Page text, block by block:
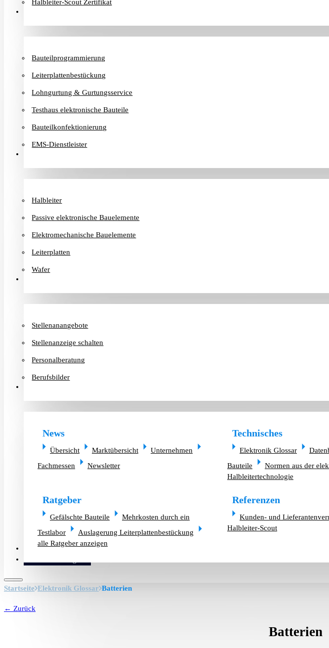
Halbleiter-Scout Zertifikat
Bauteilprogrammierung
Leiterplattenbestückung
Lohngurtung & Gurtungsservice
Testhaus elektronische Bauteile
Bauteilkonfektionierung
EMS-Dienstleister
Halbleiter
Passive elektronische Bauelemente
Elektromechanische Bauelemente
Leiterplatten
Wafer
Stellenanangebote
Stellenanzeige schalten
Personalberatung
Berufsbilder
News
Übersicht Marktübersicht
Unternehmen
Fachmessen
Newsletter
Technisches
Elektronik Glossar
Bauteile
Normen aus der
Halbleitertechnologie
Ratgeber
Gefälschte Bauteile
Mehrkosten durch ein
Testlabor
Auslagerung Leiterplattenbestückung
alle Ratgeber anzeigen
Referenzen
Kunden- und
Halbleiter-Scout
Altlager verkaufen
Startseite Elektronik Glossar Batterien
← Zurück
Batterien